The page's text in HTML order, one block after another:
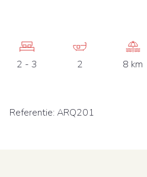
2 - 3 2 8 km
Referentie: ARQ201